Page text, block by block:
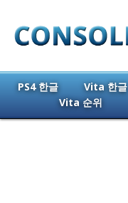
PS4 한글 Vita 한글
Vita 순위